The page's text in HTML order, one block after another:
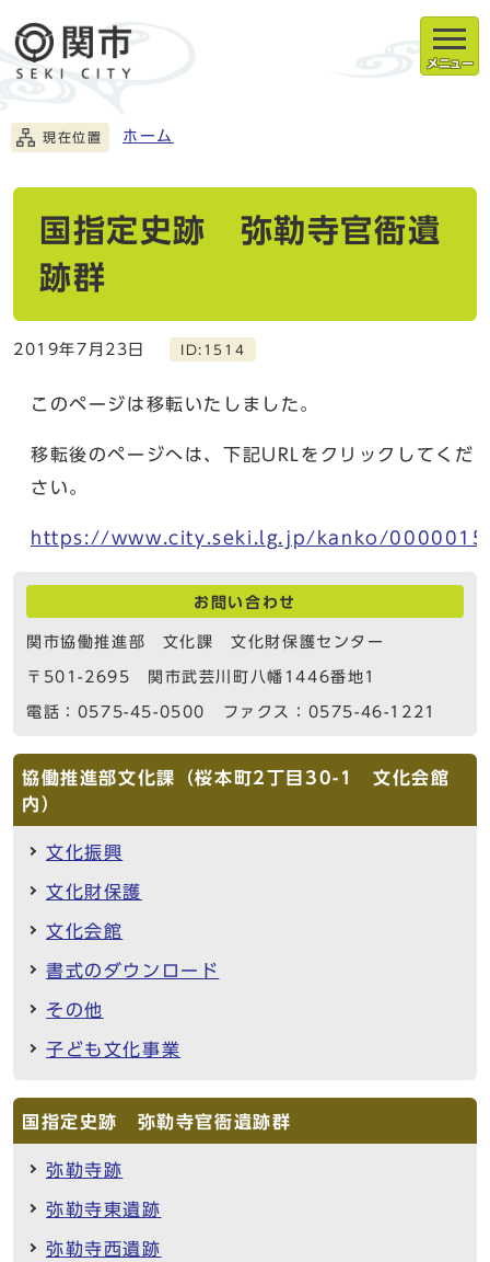
メニュー
現在位置 ホーム
国指定史跡 弥勒寺官衙遺
跡群
2019年7月23日 ID:1514
このページは移転いたしました。
移転後のページへは、下記URLをクリックしてくだ
さい。
https://www.city.seki.lg.jp/kanko/
お問い合わせ
関市協働推進部 文化課 文化財保護センター
〒501-2695 関市武芸川町八幡1446番地1
電話：0575-45-0500 ファクス：0575-46-1221
協働推進部文化課（桜本町2丁目30-1 文化会館
内）
文化振興
文化財保護
文化会館
書式のダウンロード
その他
子ども文化事業
国指定史跡 弥勒寺官衙遺跡群
弥勒寺跡
弥勒寺東遺跡
弥勒寺西遺跡